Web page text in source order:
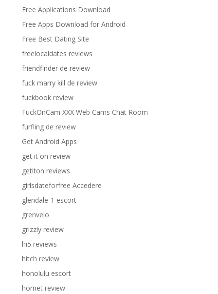
Free Applications Download
Free Apps Download for Android
Free Best Dating Site
freelocaldates reviews
friendfinder de review
fuck marry kill de review
fuckbook review
FuckOnCam XXX Web Cams Chat Room
furfling de review
Get Android Apps
get it on review
getiton reviews
girlsdateforfree Accedere
glendale-1 escort
grenvelo
grizzly review
hi5 reviews
hitch review
honolulu escort
hornet review